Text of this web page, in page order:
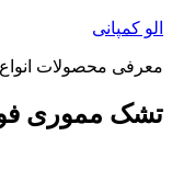
پرش
محتوا
الو کمپانی
معرفی محصولات
تشک مموری